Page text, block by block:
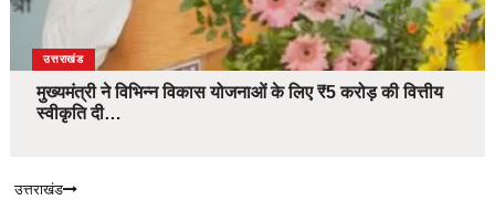
उत्तराखंड
मुख्यमंत्री ने विभिन्न विकास योजनाओं के लिए ₹5 करोड़ की वित्तीय
स्वीकृति दी…
उत्तराखंड